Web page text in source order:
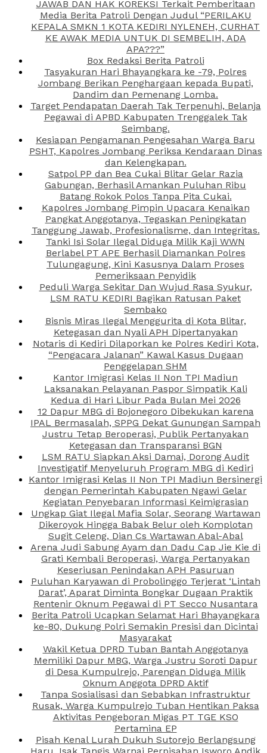
JAWAB DAN HAK KOREKSI Terkait Pemberitaan
Media Berita Patroli Dengan Judul “PERILAKU
KEPALA SMKN 1 KOTA KEDIRI NYLENEH, CURHAT
KE AWAK MEDIA UNTUK DI SEMBELIH, ADA
APA???”
Box Redaksi Berita Patroli
Tasyakuran Hari Bhayangkara ke -79, Polres
Jombang Berikan Penghargaan kepada Bupati,
Dandim dan Pemenang Lomba.
Target Pendapatan Daerah Tak Terpenuhi, Belanja
Pegawai di APBD Kabupaten Trenggalek Tak
Seimbang.
Kesiapan Pengamanan Pengesahan Warga Baru
PSHT, Kapolres Jombang Periksa Kendaraan Dinas
dan Kelengkapan.
Satpol PP dan Bea Cukai Blitar Gelar Razia
Gabungan, Berhasil Amankan Puluhan Ribu
Batang Rokok Polos Tanpa Pita Cukai.
Kapolres Jombang Pimpin Upacara Kenaikan
Pangkat Anggotanya, Tegaskan Peningkatan
Tanggung Jawab, Profesionalisme, dan Integritas.
Tanki Isi Solar Ilegal Diduga Milik Kaji WWN
Berlabel PT APE Berhasil Diamankan Polres
Tulungagung, Kini Kasusnya Dalam Proses
Pemeriksaan Penyidik
Peduli Warga Sekitar Dan Wujud Rasa Syukur,
LSM RATU KEDIRI Bagikan Ratusan Paket
Sembako
Bisnis Miras Ilegal Menggurita di Kota Blitar,
Ketegasan dan Nyali APH Dipertanyakan
Notaris di Kediri Dilaporkan ke Polres Kediri Kota,
“Pengacara Jalanan” Kawal Kasus Dugaan
Penggelapan SHM
Kantor Imigrasi Kelas II Non TPI Madiun
Laksanakan Pelayanan Paspor Simpatik Kali
Kedua di Hari Libur Pada Bulan Mei 2026
12 Dapur MBG di Bojonegoro Dibekukan karena
IPAL Bermasalah, SPPG Dekat Gunungan Sampah
Justru Tetap Beroperasi, Publik Pertanyakan
Ketegasan dan Transparansi BGN
LSM RATU Siapkan Aksi Damai, Dorong Audit
Investigatif Menyeluruh Program MBG di Kediri
Kantor Imigrasi Kelas II Non TPI Madiun Bersinergi
dengan Pemerintah Kabupaten Ngawi Gelar
Kegiatan Penyebaran Informasi Keimigrasian
Ungkap Giat Ilegal Mafia Solar, Seorang Wartawan
Dikeroyok Hingga Babak Belur oleh Komplotan
Sugit Celeng, Dian Cs Wartawan Abal-Abal
Arena Judi Sabung Ayam dan Dadu Cap Jie Kie di
Grati Kembali Beroperasi, Warga Pertanyakan
Keseriusan Penindakan APH Pasuruan
Puluhan Karyawan di Probolinggo Terjerat ‘Lintah
Darat’, Aparat Diminta Bongkar Dugaan Praktik
Rentenir Oknum Pegawai di PT Secco Nusantara
Berita Patroli Ucapkan Selamat Hari Bhayangkara
ke-80, Dukung Polri Semakin Presisi dan Dicintai
Masyarakat
Wakil Ketua DPRD Tuban Bantah Anggotanya
Memiliki Dapur MBG, Warga Justru Soroti Dapur
di Desa Kumpulrejo, Parengan Diduga Milik
Oknum Anggota DPRD Aktif
Tanpa Sosialisasi dan Sebabkan Infrastruktur
Rusak, Warga Kumpulrejo Tuban Hentikan Paksa
Aktivitas Pengeboran Migas PT TGE KSO
Pertamina EP
Pisah Kenal Lurah Dukuh Sutorejo Berlangsung